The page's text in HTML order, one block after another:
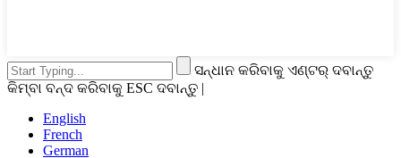
ସନ୍ଧାନ କରିବାକୁ ଏଣ୍ଟର୍ ଦବାନ୍ତୁ
କିମ୍ବା ବନ୍ଦ କରିବାକୁ ESC ଦବାନ୍ତୁ |
English
French
German